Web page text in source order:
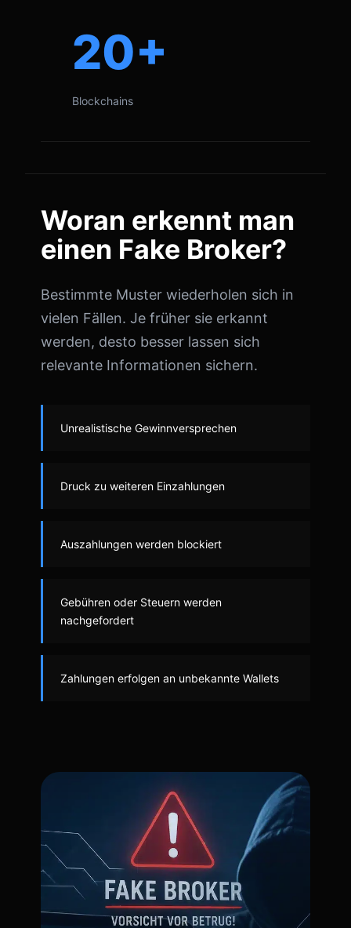
20+
Blockchains
Woran erkennt man
einen Fake Broker?
Bestimmte Muster wiederholen sich in
vielen Fällen. Je früher sie erkannt
werden, desto besser lassen sich
relevante Informationen sichern.
Unrealistische Gewinnversprechen
Druck zu weiteren Einzahlungen
Auszahlungen werden blockiert
Gebühren oder Steuern werden
nachgefordert
Zahlungen erfolgen an unbekannte Wallets